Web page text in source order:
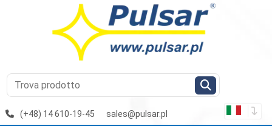
(+48) 14 610-19-45 sales@pulsar.pl